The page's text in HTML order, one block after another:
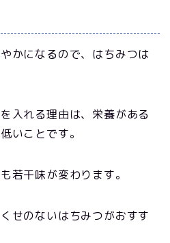
かになるので、はちみつは
入れる理由は、栄養がある
いことです。
若干味が変わります。
せのないはちみつがおすす